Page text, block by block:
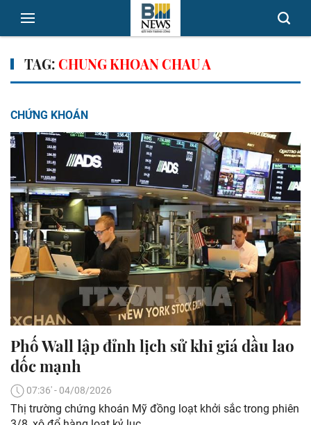
TAG:CHUNG KHOAN CHAU A
CHỨNG KHOÁN
Phố Wall lập đỉnh lịch sử khi giá dầu lao
dốc mạnh
07:36' - 04/08/2026
Thị trường chứng khoán Mỹ đồng loạt khởi sắc trong phiên